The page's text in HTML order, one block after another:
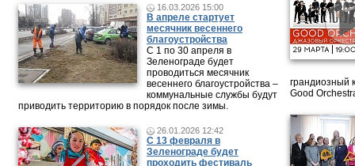
16.03.2026 15:00
В апреле стартует
месячник весеннего
благоустройства
С 1 по 30 апреля в
Зеленограде будет
проводиться месячник
весеннего благоустройства –
коммунальные службы будут
приводить территорию в порядок после зимы.
26.01.2026 12:42
С 13 февраля в
Зеленограде будет
проходить фестиваль
грандиозный
Good